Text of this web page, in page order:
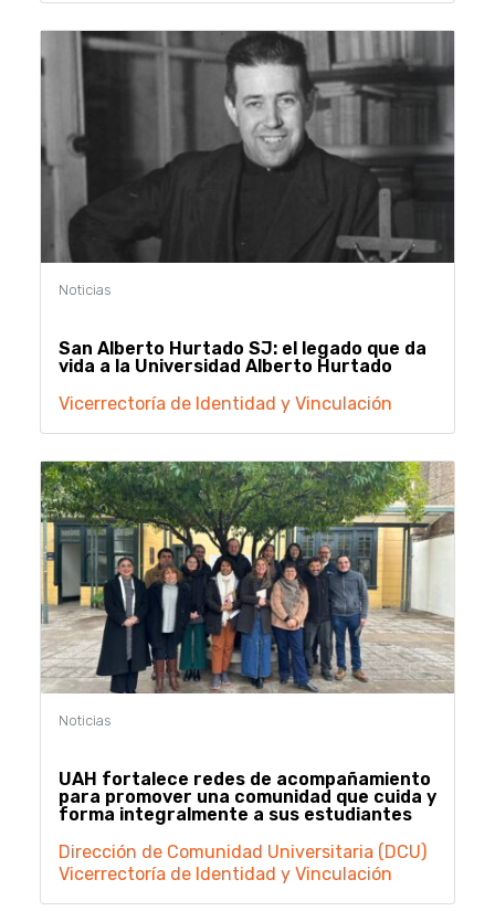
San Alberto Hurtado SJ: el legado que da
vida a la Universidad Alberto Hurtado
Vicerrectoría de Identidad y Vinculación
UAH fortalece redes de acompañamiento
para promover una comunidad que cuida y
forma integralmente a sus estudiantes
Dirección de Comunidad Universitaria (DCU)
Vicerrectoría de Identidad y Vinculación